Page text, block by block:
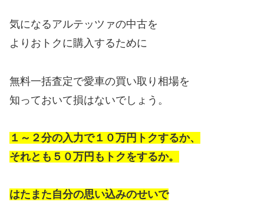
気になるアルテッツァの中古を
よりおトクに購入するために
無料一括査定で愛車の買い取り相場を
知っておいて損はないでしょう。
１～２分の入力で１０万円トクするか、
それとも５０万円もトクをするか。
はたまた自分の思い込みのせいで